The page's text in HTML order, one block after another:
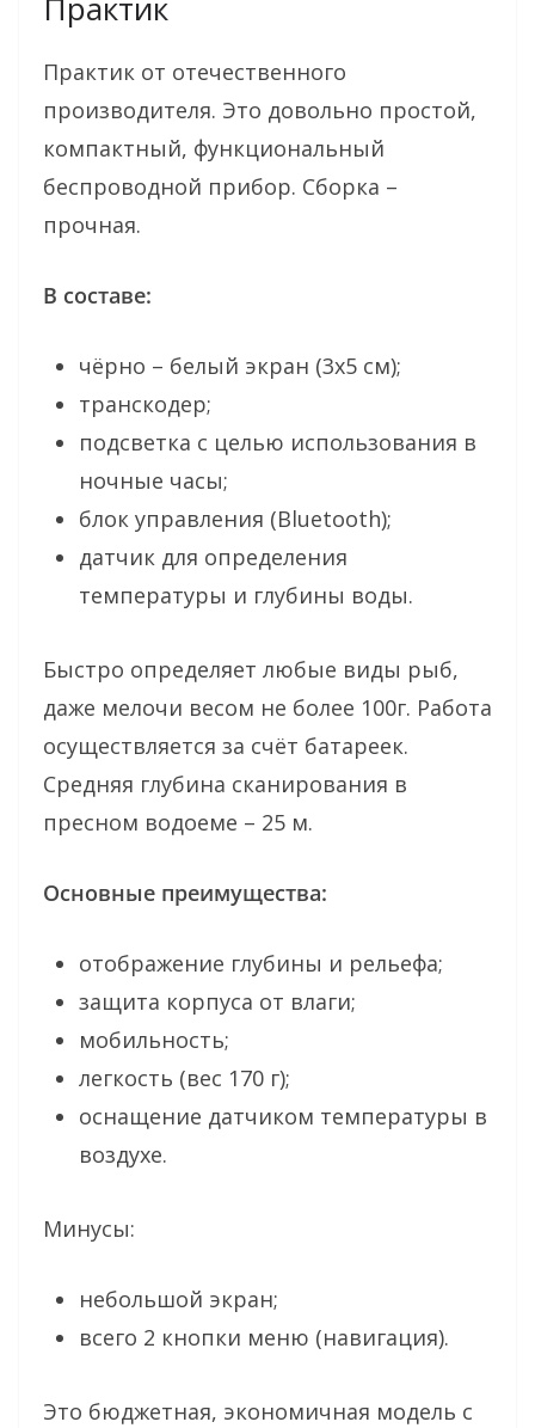
Практик
Практик от отечественного
производителя. Это довольно простой,
компактный, функциональный
беспроводной прибор. Сборка –
прочная.
В составе:
чёрно – белый экран (3х5 см);
транскодер;
подсветка с целью использования в
ночные часы;
блок управления (Bluetooth);
датчик для определения
температуры и глубины воды.
Быстро определяет любые виды рыб,
даже мелочи весом не более 100г. Работа
осуществляется за счёт батареек.
Средняя глубина сканирования в
пресном водоеме – 25 м.
Основные преимущества:
отображение глубины и рельефа;
защита корпуса от влаги;
мобильность;
легкость (вес 170 г);
оснащение датчиком температуры в
воздухе.
Минусы:
небольшой экран;
всего 2 кнопки меню (навигация).
Это бюджетная, экономичная модель с